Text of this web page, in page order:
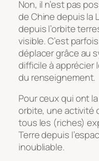
Non, il n’est pas
de Chine depuis la
depuis l’orbite
visible. C’est
déplacer grâce au
difficile à apprécier
du renseignement.
Pour ceux qui ont
orbite, une activité
tous les (riches)
Terre depuis
inoubliable.